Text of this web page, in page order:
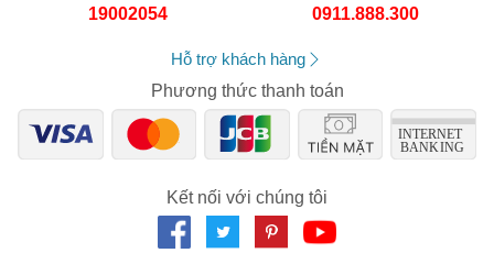
19002054
0911.888.300
Hỗ trợ khách hàng
Phương thức thanh toán
Kết nối với chúng tôi
Số lần áp dụng:1lần
Chỉ áp dụng cho gian hàng:
LẤY MÃ NGAY